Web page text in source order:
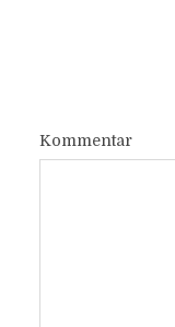
Kommentar